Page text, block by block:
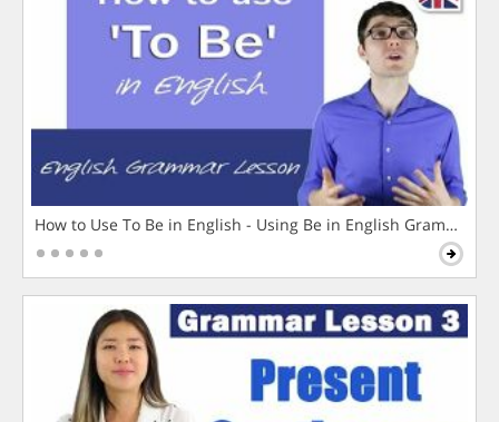
How to Use To Be in English - Using Be in English Grammar